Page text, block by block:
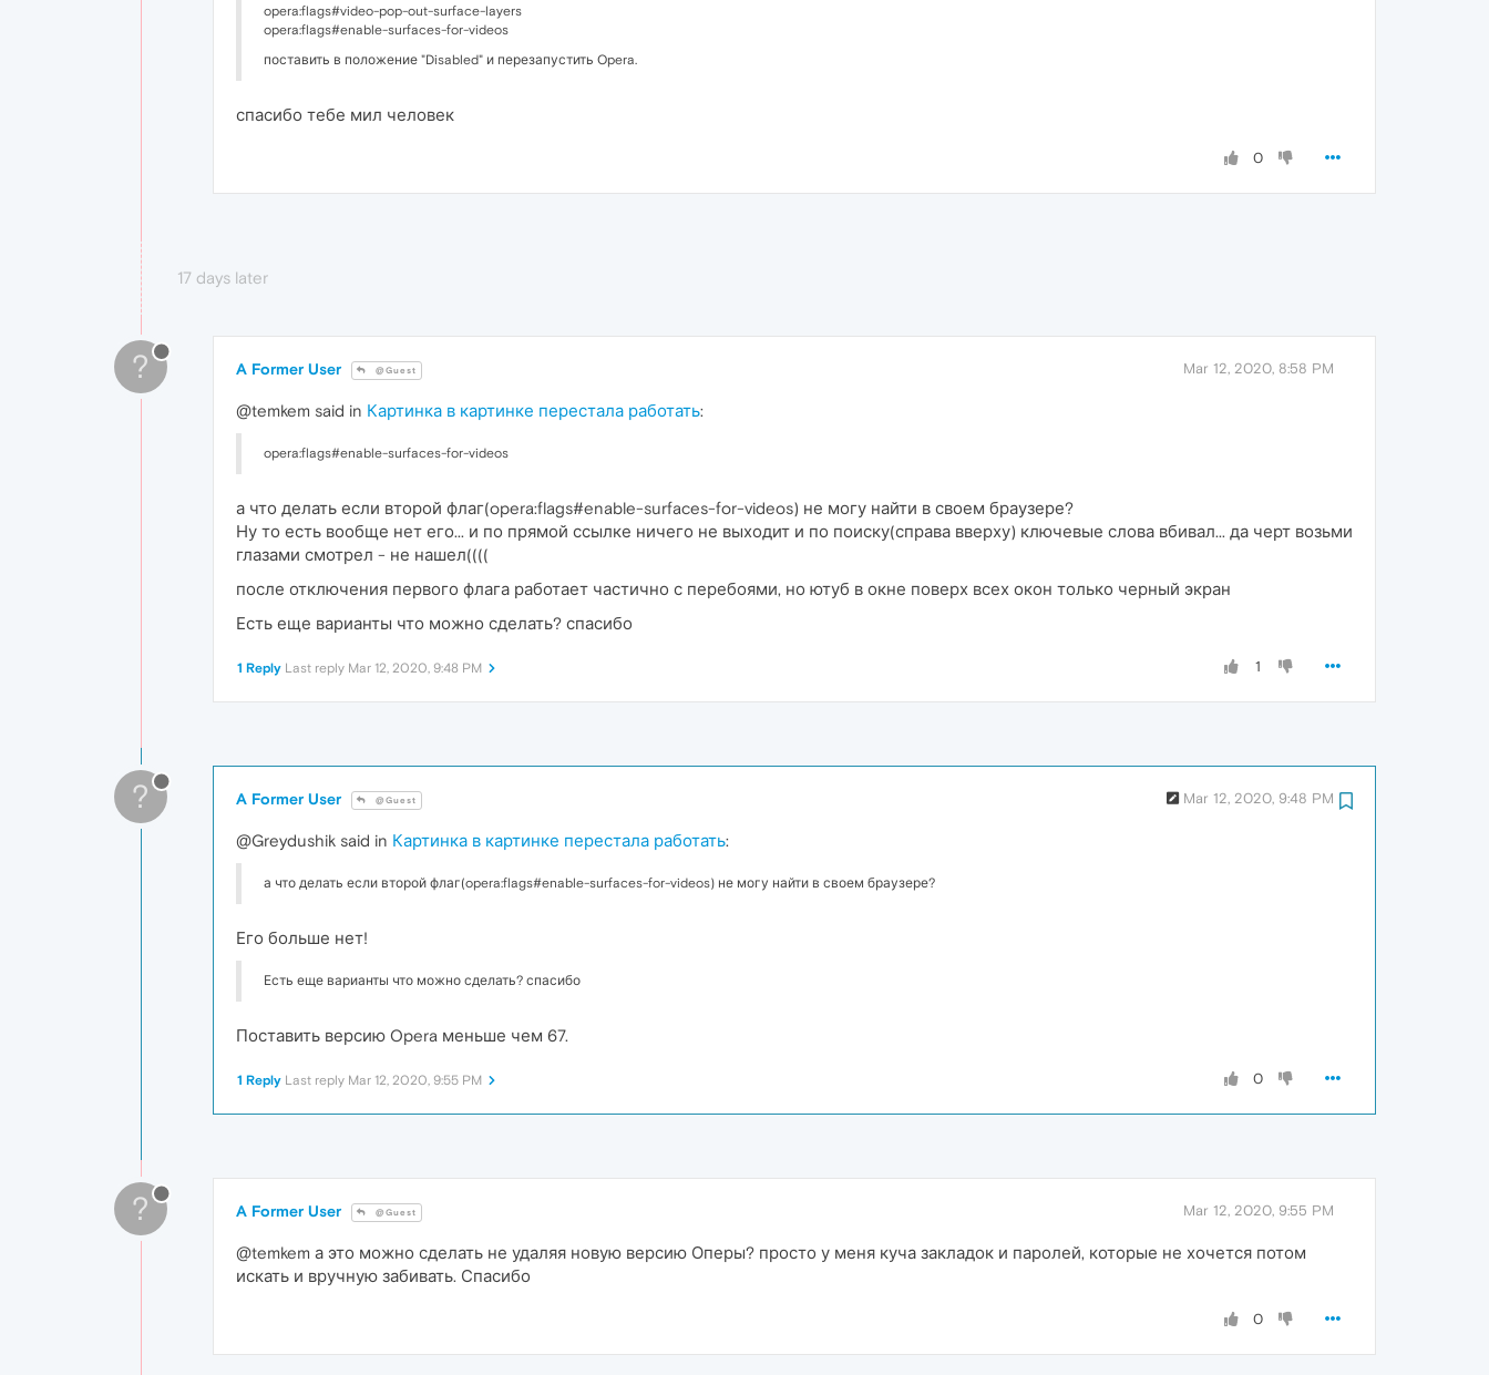
opera:flags#video-pop-out-surface-layers
opera:flags#enable-surfaces-for-videos
поставить в положение "Disabled" и перезапустить Opera.
спасибо тебе мил человек
0
17 days later
? A Former User @Guest Mar 12, 2020, 8:58 PM
@temkem said in Картинка в картинке перестала работать:
opera:flags#enable-surfaces-for-videos
а что делать если второй флаг(opera:flags#enable-surfaces-for-videos) не могу найти в своем браузере?
Ну то есть вообще нет его... и по прямой ссылке ничего не выходит и по поиску(справа вверху) ключевые слова вбивал... да черт возьми
глазами смотрел - не нашел((((
после отключения первого флага работает частично с перебоями, но ютуб в окне поверх всех окон только черный экран
Есть еще варианты что можно сделать? спасибо
1
1 Reply Last reply Mar 12, 2020, 9:48 PM
? A Former User @Guest Mar 12, 2020, 9:48 PM
@Greydushik said in Картинка в картинке перестала работать:
а что делать если второй флаг(opera:flags#enable-surfaces-for-videos) не могу найти в своем браузере?
Его больше нет!
Есть еще варианты что можно сделать? спасибо
Поставить версию Opera меньше чем 67.
0
1 Reply Last reply Mar 12, 2020, 9:55 PM
? A Former User @Guest Mar 12, 2020, 9:55 PM
@temkem а это можно сделать не удаляя новую версию Оперы? просто у меня куча закладок и паролей, которые не хочется потом
искать и вручную забивать. Спасибо
0